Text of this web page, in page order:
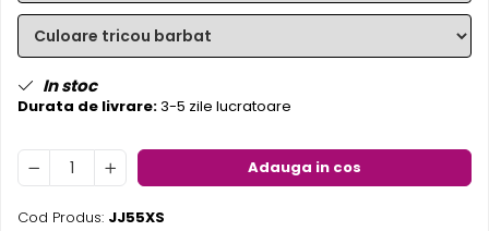
In stoc
Durata de livrare:3-5 zile lucratoare
Adauga in cos
Cod Produs: JJ55XS